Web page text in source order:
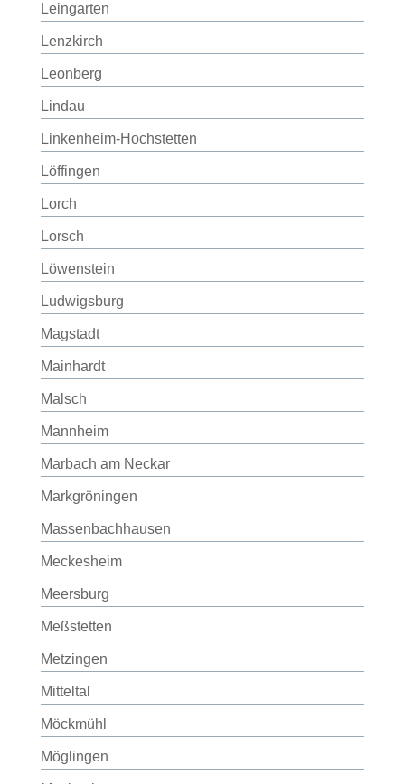
Leingarten
Lenzkirch
Leonberg
Lindau
Linkenheim-Hochstetten
Löffingen
Lorch
Lorsch
Löwenstein
Ludwigsburg
Magstadt
Mainhardt
Malsch
Mannheim
Marbach am Neckar
Markgröningen
Massenbachhausen
Meckesheim
Meersburg
Meßstetten
Metzingen
Mitteltal
Möckmühl
Möglingen